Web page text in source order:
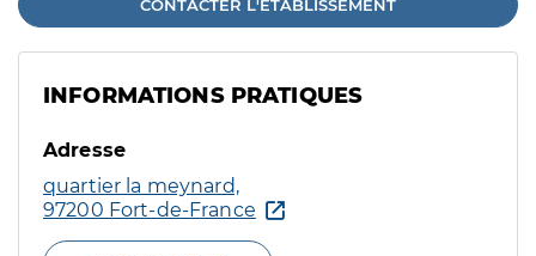
CONTACTER L'ÉTABLISSEMENT
INFORMATIONS PRATIQUES
Adresse
quartier la meynard,
97200 Fort-de-France